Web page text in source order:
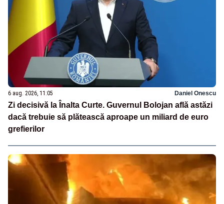
6 aug. 2026, 11:05 Daniel Onescu
Zi decisivă la Înalta Curte. Guvernul Bolojan află astăzi
dacă trebuie să plătească aproape un miliard de euro
grefierilor